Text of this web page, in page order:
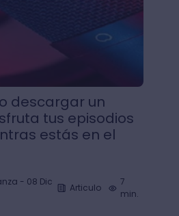
descargar un
tus episodios
estás en el
- 08 Dic
Articulo
7
min.